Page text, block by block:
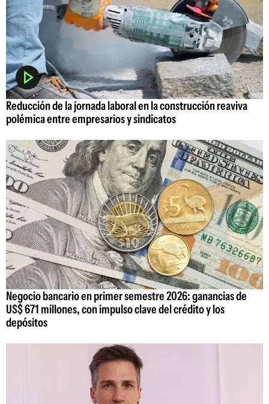
Reducción de la jornada laboral en la construcción reaviva
polémica entre empresarios y sindicatos
Negocio bancario en primer semestre 2026: ganancias de
US$ 671 millones, con impulso clave del crédito y los
depósitos